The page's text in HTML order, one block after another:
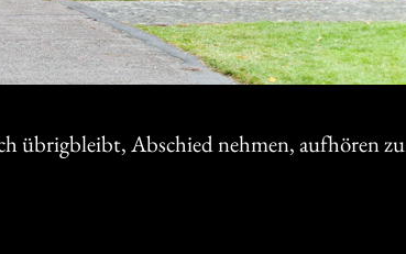
übrigbleibt, Abschied nehmen, aufhören zu